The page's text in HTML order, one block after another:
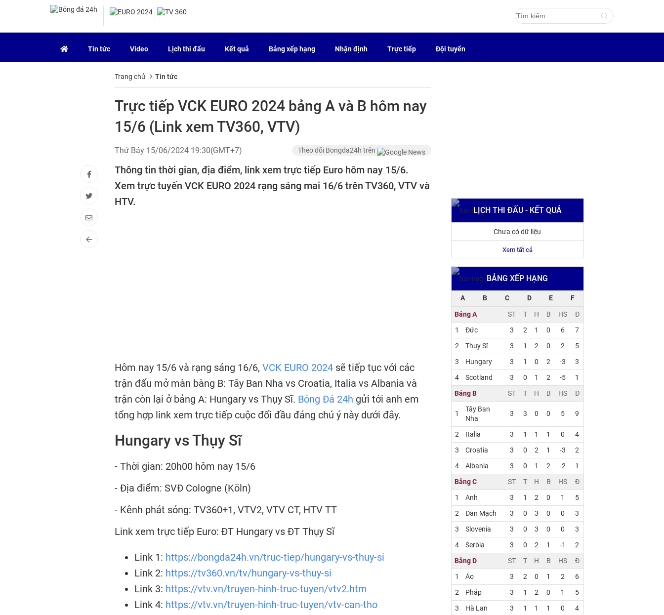
Tin tức Video Lịch thi đấu Kết quả Bảng xếp hạng Nhận định Trực tiếp Đội tuyển
Trang chủ Tin tức
Trực tiếp VCK EURO 2024 bảng A và B hôm nay
15/6 (Link xem TV360, VTV)
Thứ Bảy 15/06/2024 19:30(GMT+7) Theo dõi Bongda24h trên
Thông tin thời gian, địa điểm, link xem trực tiếp Euro hôm nay 15/6.
Xem trực tuyến VCK EURO 2024 rạng sáng mai 16/6 trên TV360, VTV và
HTV.
Hôm nay 15/6 và rạng sáng 16/6, VCK EURO 2024 sẽ tiếp tục với các
trận đấu mở màn bàng B: Tây Ban Nha vs Croatia, Italia vs Albania và
trận còn lại ở bảng A: Hungary vs Thụy Sĩ. Bóng Đá 24h gửi tới anh em
tổng hợp link xem trực tiếp cuộc đối đầu đáng chú ý này dưới đây.
Hungary vs Thụy Sĩ
- Thời gian: 20h00 hôm nay 15/6
- Địa điểm: SVĐ Cologne (Köln)
- Kênh phát sóng: TV360+1, VTV2, VTV CT, HTV TT
Link xem trực tiếp Euro: ĐT Hungary vs ĐT Thụy Sĩ
Link 1: https://bongda24h.vn/truc-tiep/hungary-vs-thuy-si
Link 2: https://tv360.vn/tv/hungary-vs-thuy-si
Link 3: https://vtv.vn/truyen-hinh-truc-tuyen/vtv2.htm
Link 4: https://vtv.vn/truyen-hinh-truc-tuyen/vtv-can-tho
LỊCH THI ĐẤU - KẾT QUẢ
Chưa có dữ liệu
Xem tất cả
BẢNG XẾP HẠNG
A B C D E F
Bảng A ST T H B HS
Đ
1
Đức 3 2 1 0 6
7
2
Thụy Sĩ 3 1 2 0 2
5
3
Hungary 3 1 0 2 -3
3
4
Scotland 3 0 1 2 -5
1
Bảng B
ST T H B HS Đ
1
Tây Ban
Nha
3 3 0 0 5 9
2 Italia 3 1 1 1 0
4
3
Croatia 3 0 2 1 -3
2
4
Albania 3 0 1 2 -2
1
Bảng C
ST T H B HS
Đ
1
Anh 3 1 2 0 1
5
2
Đan Mạch 3 0 3 0 0
3
3
Slovenia 3 0 3 0 0
3
4
Serbia 3 0 2 1 -1
2
Bảng D
ST T H B HS
Đ
1
Áo 3 2 0 1 2
6
2
Pháp 3 1 2 0 1
5
3
Hà Lan 3 1 1 1 0
4